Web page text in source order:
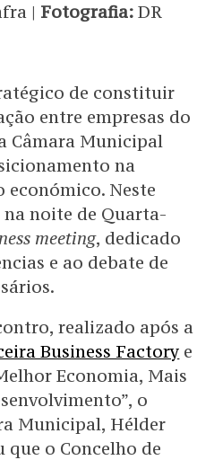
| Fotografia:DR
de constituir
entre empresas do
Câmara Municipal
na
económico. Neste
noite de Quarta-
meeting, dedicado
e ao debate de
realizado após a
Business Factory e
Economia, Mais
o
Municipal, Hélder
que o Concelho de